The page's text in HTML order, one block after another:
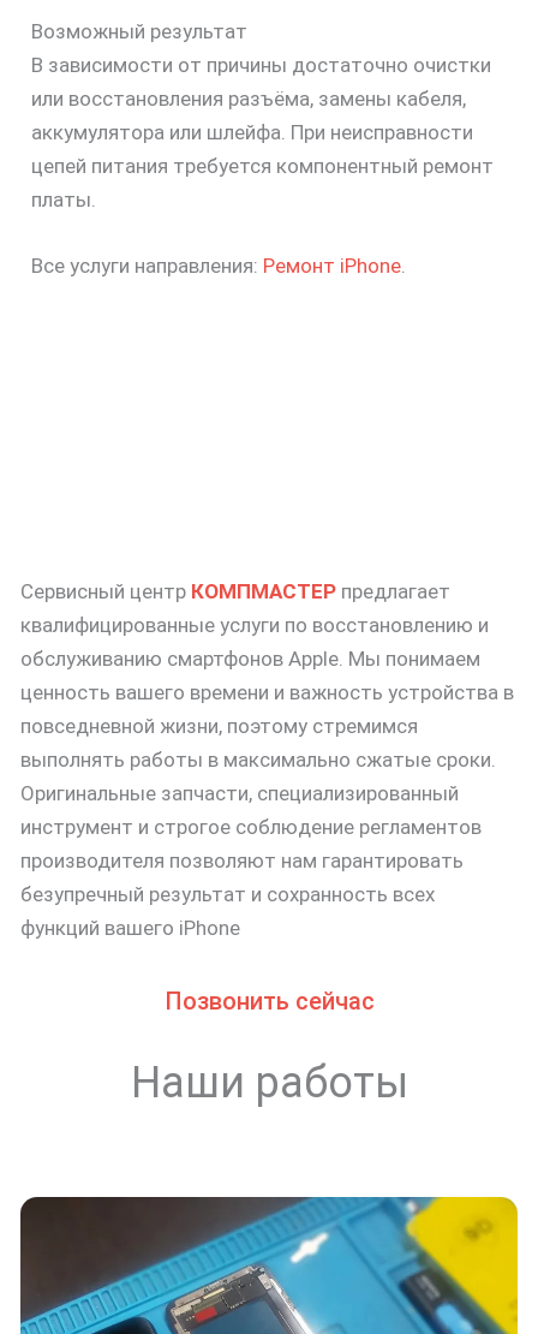
Возможный результат
В зависимости от причины достаточно очистки
или восстановления разъёма, замены кабеля,
аккумулятора или шлейфа. При неисправности
цепей питания требуется компонентный ремонт
платы.
Все услуги направления: Ремонт iPhone.
Сервисный центр КОМПМАСТЕР предлагает
квалифицированные услуги по восстановлению и
обслуживанию смартфонов Apple. Мы понимаем
ценность вашего времени и важность устройства в
повседневной жизни, поэтому стремимся
выполнять работы в максимально сжатые сроки.
Оригинальные запчасти, специализированный
инструмент и строгое соблюдение регламентов
производителя позволяют нам гарантировать
безупречный результат и сохранность всех
функций вашего iPhone
Позвонить сейчас
Наши работы